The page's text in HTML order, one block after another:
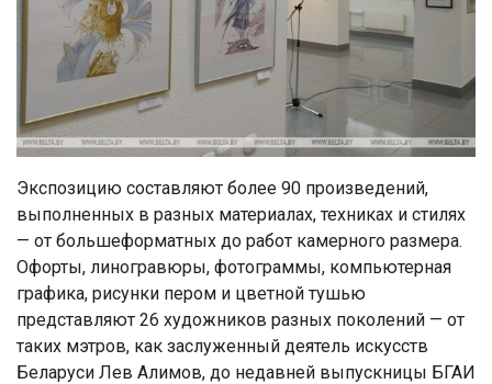
Экспозицию составляют более 90 произведений,
выполненных в разных материалах, техниках и стилях
— от большеформатных до работ камерного размера.
Офорты, линогравюры, фотограммы, компьютерная
графика, рисунки пером и цветной тушью
представляют 26 художников разных поколений — от
таких мэтров, как заслуженный деятель искусств
Беларуси Лев Алимов, до недавней выпускницы БГАИ